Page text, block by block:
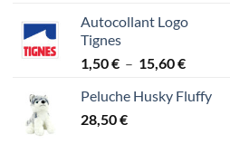
Autocollant Logo
Tignes
1,50€ – 15,60€Plage
prix :
Peluche Husky Fluffy
28,50€